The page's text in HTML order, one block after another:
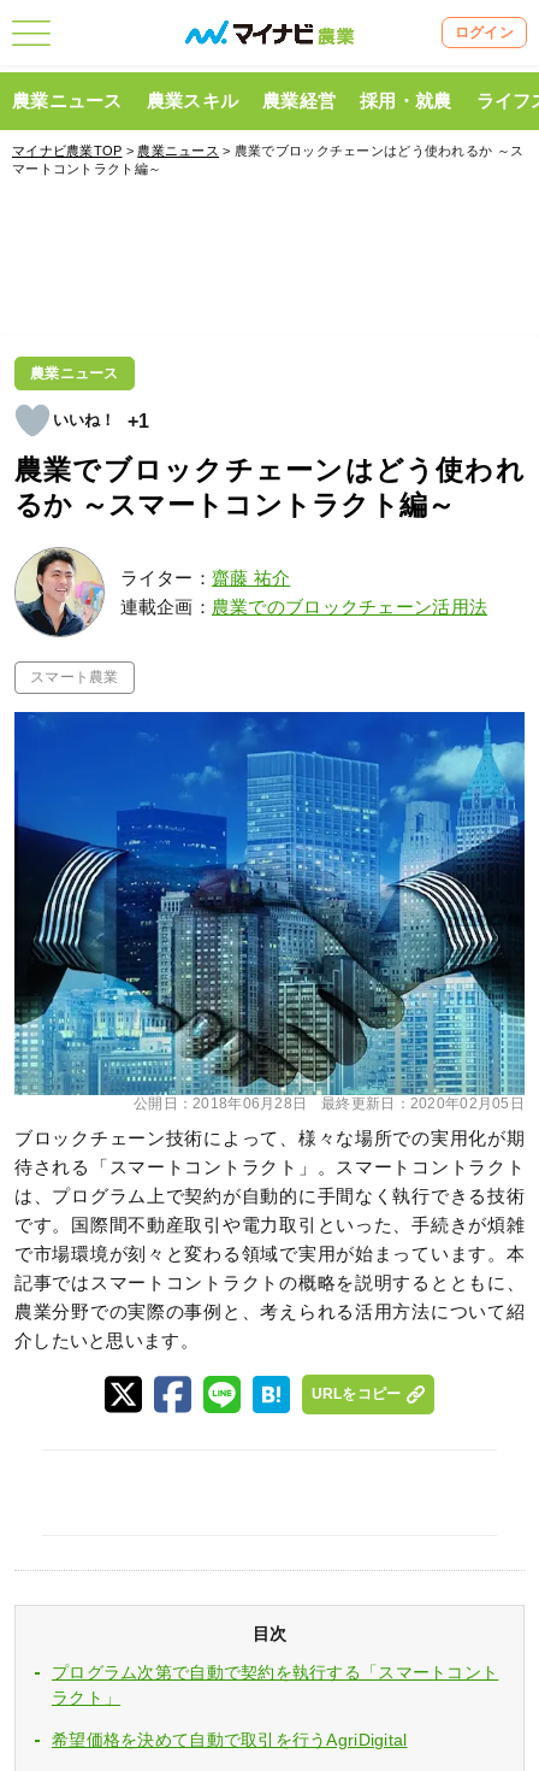
ログイン
農業ニュース 農業スキル 農業経営 採用・就農 ライフ
マイナビ農業TOP > 農業ニュース > 農業でブロックチェーンはどう使われるか ～ス
マートコントラクト編～
農業ニュース
+1
農業でブロックチェーンはどう使われ
るか ～スマートコントラクト編～
ライター： 齋藤 祐介
連載企画： 農業でのブロックチェーン活用法
スマート農業
公開日：2018年06月28日 最終更新日： 2020年02月05日
ブロックチェーン技術によって、様々な場所での実用化が期
待される「スマートコントラクト」。スマートコントラクト
は、プログラム上で契約が自動的に手間なく執行できる技術
です。国際間不動産取引や電力取引といった、手続きが煩雑
で市場環境が刻々と変わる領域で実用が始まっています。本
記事ではスマートコントラクトの概略を説明するとともに、
農業分野での実際の事例と、考えられる活用方法について紹
介したいと思います。
URLをコピー
目次
プログラム次第で自動で契約を執行する「スマートコント
ラクト」
希望価格を決めて自動で取引を行うAgriDigital